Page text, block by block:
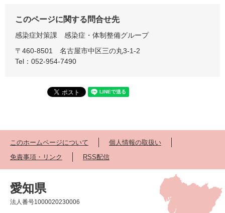
このページに関する問合せ先
感染症対策課
感染症・体制整備グループ
〒460-8501
名古屋市中区三の丸3-1-2
Tel：052-954-7490
このホームページについて
個人情報の取扱い
免責事項・リンク
RSS配信
愛知県
法人番号1000020230006